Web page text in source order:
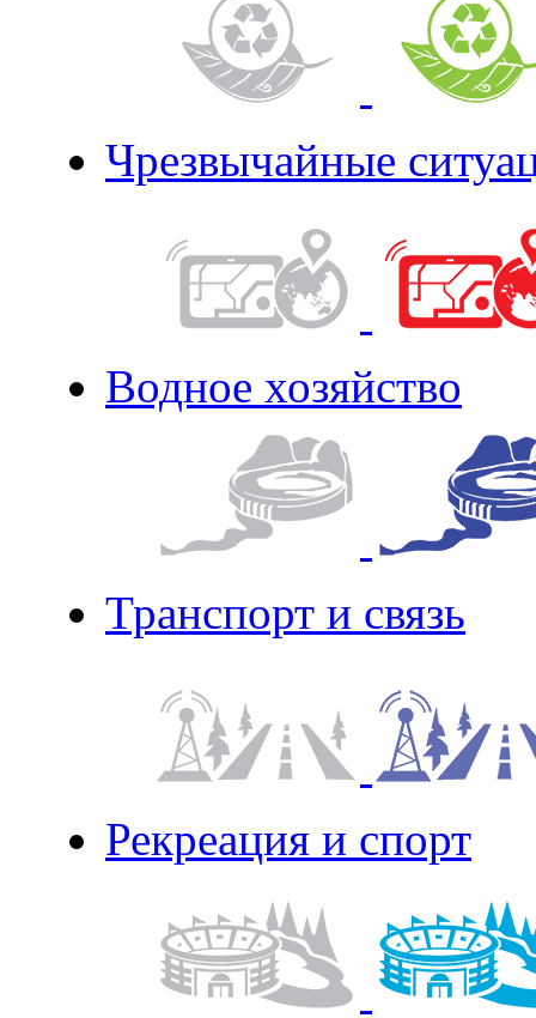
Чрезвычайные
Водное хозяйство
Транспорт и связь
Рекреация и спорт